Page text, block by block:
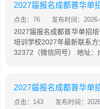
2027届报名成都普华单
点击：76 发布时间：
2027届报名成都普华单招
培训学校2027年最新联系
32372（微信同号） 地址：
2027届报名成都普华单
点击：143 发布时间：